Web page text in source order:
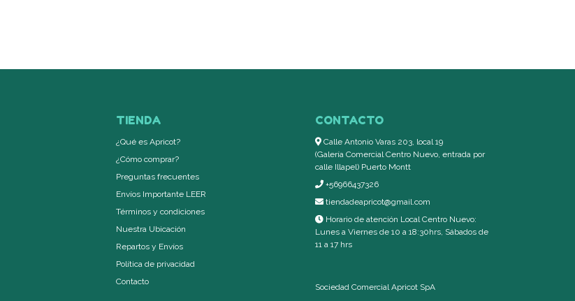
TIENDA
¿Qué es Apricot?
¿Cómo comprar?
Preguntas frecuentes
Envíos Importante LEER
Términos y condiciones
Nuestra Ubicación
Repartos y Envíos
Política de privacidad
Contacto
CONTACTO
Calle Antonio Varas 203, local 19
(Galería Comercial Centro Nuevo, entrada por
calle Illapel) Puerto Montt
+56966437326
tiendadeapricot@gmail.com
Horario de atención Local Centro Nuevo:
Lunes a Viernes de 10 a 18:30hrs, Sábados de
11 a 17 hrs
Sociedad Comercial Apricot SpA